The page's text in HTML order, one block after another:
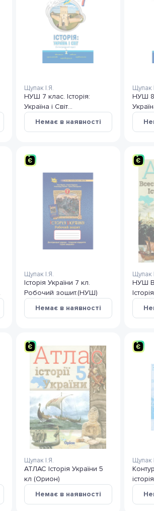
Щупак І.Я.
НУШ 7 клас. Історія:
Україна і Світ
(інтегрований курс).
Підручник. Щупак І. Я.
Немає в наявності
Щупак
НУШ 8
Щупак І.Я.
Історія України 7 кл.
Робочий зошит.(НУШ)
Немає в наявності
Щупак
НУШ
Атлас
Щупак І.Я.
АТЛАС Історія України 5
кл (Орион)
Немає в наявності
Щупак
клас